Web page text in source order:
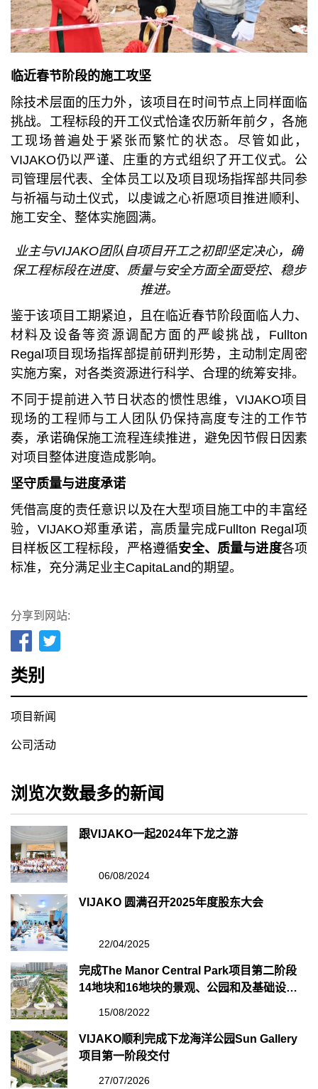
临近春节阶段的施工攻坚
除技术层面的压力外，该项目在时间节点上同样面临
挑战。工程标段的开工仪式恰逢农历新年前夕，各施
工现场普遍处于紧张而繁忙的状态。尽管如此，
VIJAKO仍以严谨、庄重的方式组织了开工仪式。公
司管理层代表、全体员工以及项目现场指挥部共同参
与祈福与动土仪式，以虔诚之心祈愿项目推进顺利、
施工安全、整体实施圆满。
业主与VIJAKO团队自项目开工之初即坚定决心，确
保工程标段在进度、质量与安全方面全面受控、稳步
推进。
鉴于该项目工期紧迫，且在临近春节阶段面临人力、
材料及设备等资源调配方面的严峻挑战，Fullton
Regal项目现场指挥部提前研判形势，主动制定周密
实施方案，对各类资源进行科学、合理的统筹安排。
不同于提前进入节日状态的惯性思维，VIJAKO项目
现场的工程师与工人团队仍保持高度专注的工作节
奏，承诺确保施工流程连续推进，避免因节假日因素
对项目整体进度造成影响。
坚守质量与进度承诺
凭借高度的责任意识以及在大型项目施工中的丰富经
验，VIJAKO郑重承诺，高质量完成Fullton Regal项
目样板区工程标段，严格遵循安全、质量与进度各项
标准，充分满足业主CapitaLand的期望。
分享到网站:
类别
项目新闻
公司活动
浏览次数最多的新闻
跟VIJAKO一起2024年下龙之游
06/08/2024
VIJAKO 圆满召开2025年度股东大会
22/04/2025
完成The Manor Central Park项目第二阶段
14地块和16地块的景观、公园和及基础设施
15/08/2022
VIJAKO顺利完成下龙海洋公园Sun Gallery
项目第一阶段交付
27/07/2026